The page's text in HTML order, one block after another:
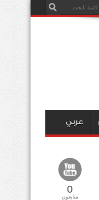
عربي
0
متابعون